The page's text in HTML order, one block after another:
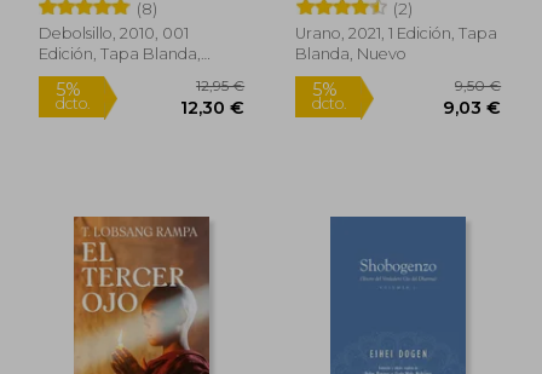
Are
(8)
Debolsillo, 2010, 001
Edición, Tapa Blanda,
Nuevo
Rápido
(2)
Urano, 2021, 1 Edición, Tapa
Blanda, Nuevo